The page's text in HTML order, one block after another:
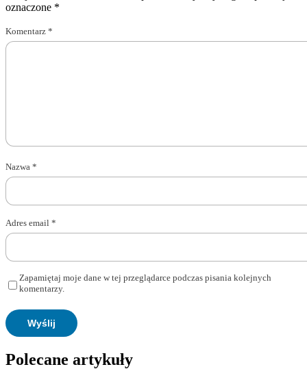
oznaczone *
Komentarz *
Nazwa *
Adres email *
Zapamiętaj moje dane w tej przeglądarce podczas pisania kolejnych
komentarzy.
Polecane artykuły